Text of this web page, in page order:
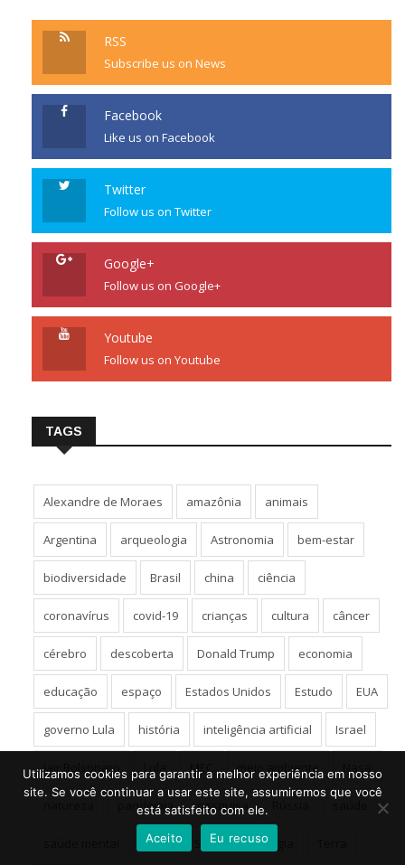
RSS
Subscribe us on News
Facebook
Like us on Facebook
Twitter
Follow us on Twitter
Google+
Follow us on Google+
Youtube
Follow us on Youtube
TAGS
Alexandre de Moraes amazônia animais
Argentina arqueologia Astronomia bem-estar
biodiversidade Brasil china ciência
coronavírus covid-19 crianças cultura câncer
cérebro descoberta Donald Trump economia
educação espaço Estados Unidos Estudo EUA
governo Lula história inteligência artificial Israel
Jair Bolsonaro Lula MEC meio ambiente Nasa
pandemia pesquisa
sono STF tecnologia
Utilizamos cookies para garantir a melhor experiência em nosso
site. Se você continuar a usar este site, assumiremos que você
está satisfeito com ele.
Aceito
Eu recuso